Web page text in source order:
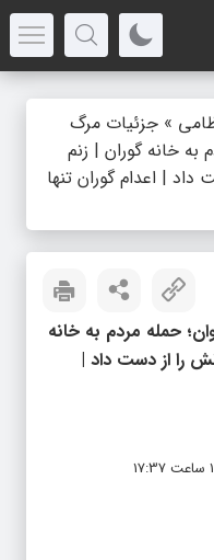
» جزئیات مرگ
به خانه گوران | زنم
| اعدام گوران تنها
حمله مردم به خانه
را از دست داد |